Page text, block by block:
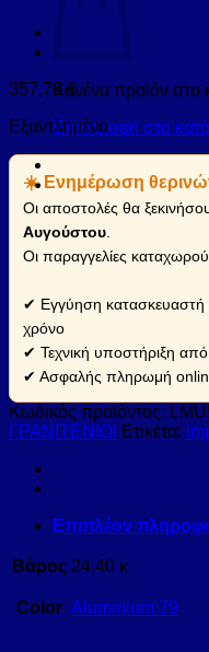
Κανένα προϊόν στο
Επιστροφή στο
357,76€
Εξαντλημένο
☀️ Ενημέρωση
Οι αποστολές θα
Αυγούστου
Οι παραγγελίες
✔ Εγγύηση κατασκευαστή
χρόνο
✔ Τεχνική υποστήριξη
✔ Ασφαλής πληρωμή
Κωδικός προϊόντος:
ΓΡΑΝΙΤΕΝΙΟΙ
Ετικέτα:
Επιπλέον
Βάρος 24,40 κ.
Color Aluminium 79